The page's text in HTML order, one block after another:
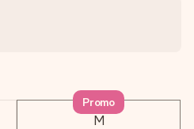
M
Promo